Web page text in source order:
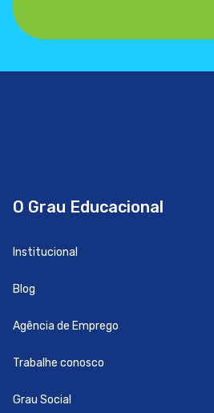
O Grau Educacional
Institucional
Blog
Agência de Emprego
Trabalhe conosco
Grau Social